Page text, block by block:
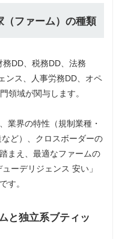
（ファーム）の種類
DD、税務DD、法務
ンス、人事労務DD、オペ
領域が関与します。
業界の特性（規制業種・
ど）、クロスボーダーの
まえ、最適なファームの
ーデリジェンス 安い」
す。
と独立系ブティッ